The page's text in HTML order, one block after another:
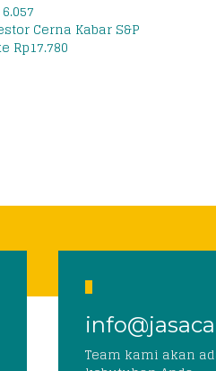
Cerna Kabar S&P
Rp17.780
Team kami akan